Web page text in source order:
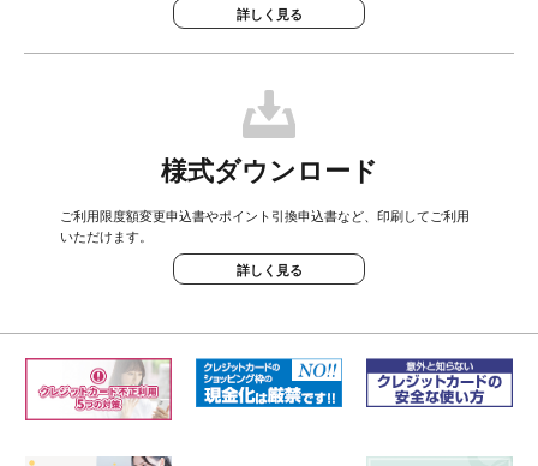
詳しく見る
様式ダウンロード
ご利用限度額変更申込書やポイント引換申込書など、印刷してご利用
いただけます。
詳しく見る